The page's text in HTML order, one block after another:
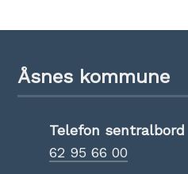
Åsnes kommune
Telefon sentralbord
62 95 66 00